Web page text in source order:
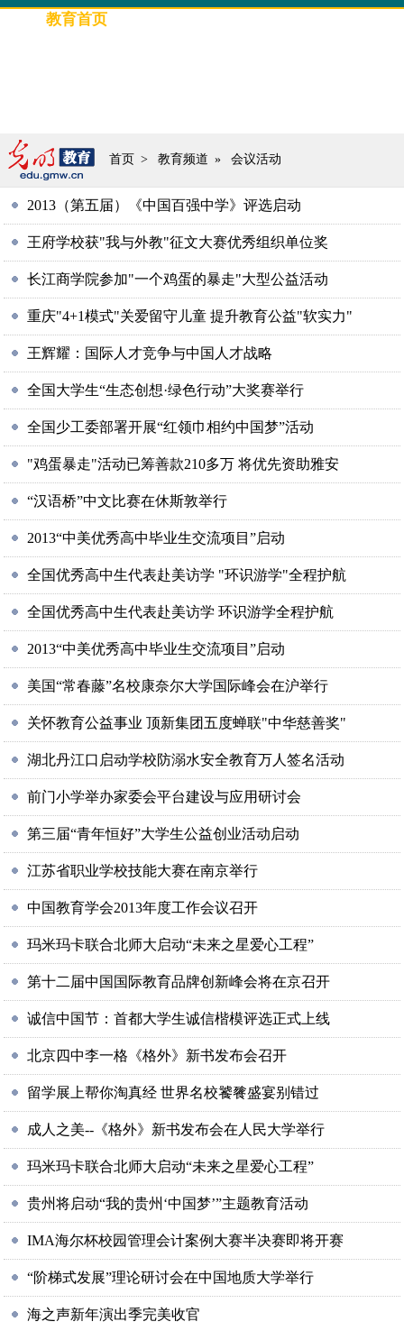
教育首页
首页 > 教育频道 » 会议活动
2013（第五届）《中国百强中学》评选启动
王府学校获"我与外教"征文大赛优秀组织单位奖
长江商学院参加"一个鸡蛋的暴走"大型公益活动
重庆"4+1模式"关爱留守儿童 提升教育公益"软实力"
王辉耀：国际人才竞争与中国人才战略
全国大学生“生态创想·绿色行动”大奖赛举行
全国少工委部署开展“红领巾相约中国梦”活动
"鸡蛋暴走"活动已筹善款210多万 将优先资助雅安
“汉语桥”中文比赛在休斯敦举行
2013“中美优秀高中毕业生交流项目”启动
全国优秀高中生代表赴美访学 "环识游学"全程护航
全国优秀高中生代表赴美访学 环识游学全程护航
2013“中美优秀高中毕业生交流项目”启动
美国“常春藤”名校康奈尔大学国际峰会在沪举行
关怀教育公益事业 顶新集团五度蝉联"中华慈善奖"
湖北丹江口启动学校防溺水安全教育万人签名活动
前门小学举办家委会平台建设与应用研讨会
第三届“青年恒好”大学生公益创业活动启动
江苏省职业学校技能大赛在南京举行
中国教育学会2013年度工作会议召开
玛米玛卡联合北师大启动“未来之星爱心工程”
第十二届中国国际教育品牌创新峰会将在京召开
诚信中国节：首都大学生诚信楷模评选正式上线
北京四中李一格《格外》新书发布会召开
留学展上帮你淘真经 世界名校饕餮盛宴别错过
成人之美--《格外》新书发布会在人民大学举行
玛米玛卡联合北师大启动“未来之星爱心工程”
贵州将启动“我的贵州‘中国梦’”主题教育活动
IMA海尔杯校园管理会计案例大赛半决赛即将开赛
“阶梯式发展”理论研讨会在中国地质大学举行
海之声新年演出季完美收官